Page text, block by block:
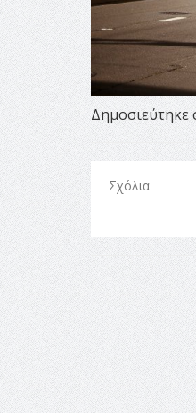
Δημοσιεύτηκε
Σχόλια